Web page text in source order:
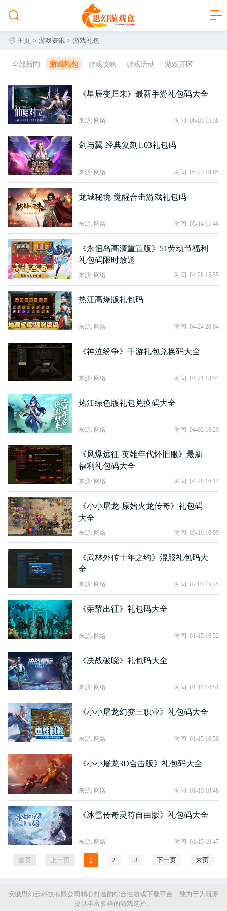
主页 >游戏资讯 >游戏礼包
全部新闻 游戏礼包 游戏攻略 游戏活动 游戏开区
《星辰变归来》最新手游礼包码大全
来源: 网络 时间: 06-03 15:38
剑与翼-经典复刻1.03礼包码
来源: 网络 时间: 05-27 19:05
龙城秘境-觉醒合击游戏礼包码
来源: 网络 时间: 05-14 11:46
《永恒岛高清重置版》51劳动节福利
礼包码限时放送
来源: 网络 时间: 04-28 15:55
热江高爆版礼包码
来源: 网络 时间: 04-24 20:04
《神泣纷争》手游礼包兑换码大全
来源: 网络 时间: 04-21 18:57
热江绿色版礼包兑换码大全
来源: 网络 时间: 04-02 10:29
《风爆远征-英雄年代怀旧服》最新
福利礼包码大全
来源: 网络 时间: 04-28 16:14
《小小屠龙-原始火龙传奇》礼包码
大全
来源: 网络 时间: 03-19 18:09
《武林外传十年之约》混服礼包码大
全
来源: 网络 时间: 02-03 15:25
《荣耀出征》礼包码大全
来源: 网络 时间: 01-15 10:52
《决战破晓》礼包码大全
来源: 网络 时间: 01-15 10:51
《小小屠龙幻变三职业》礼包码大全
来源: 网络 时间: 01-15 10:50
《小小屠龙3D合击版》礼包码大全
来源: 网络 时间: 01-15 10:48
《冰雪传奇灵符自由版》礼包码大全
来源: 网络 时间: 01-15 10:47
首页 上一页 1 2 3 下一页 末页
安徽思幻云科技有限公司精心打造的综合性游戏下载平台，致力于为玩家
提供丰富多样的游戏选择。